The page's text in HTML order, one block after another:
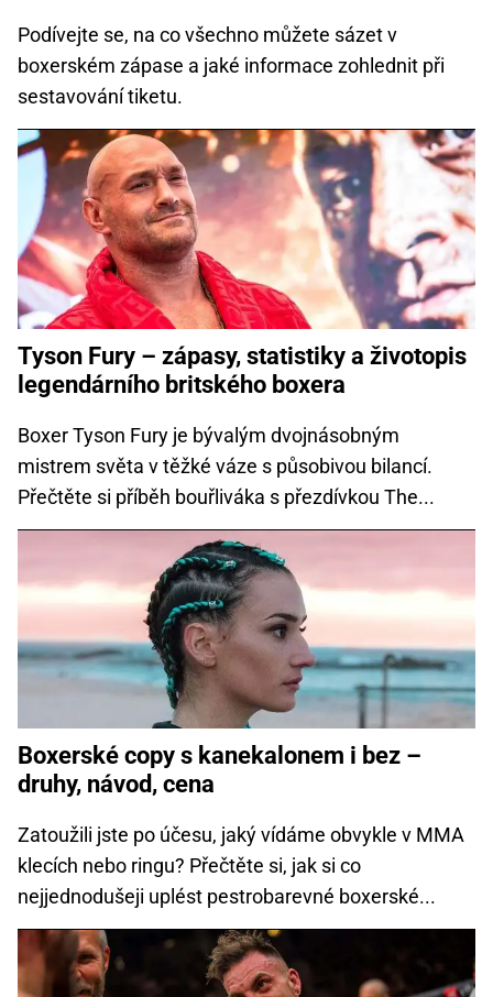
Podívejte se, na co všechno můžete sázet v
boxerském zápase a jaké informace zohlednit při
sestavování tiketu.
Tyson Fury – zápasy, statistiky a životopis
legendárního britského boxera
Boxer Tyson Fury je bývalým dvojnásobným
mistrem světa v těžké váze s působivou bilancí.
Přečtěte si příběh bouřliváka s přezdívkou The...
Boxerské copy s kanekalonem i bez –
druhy, návod, cena
Zatoužili jste po účesu, jaký vídáme obvykle v MMA
klecích nebo ringu? Přečtěte si, jak si co
nejjednodušeji uplést pestrobarevné boxerské...